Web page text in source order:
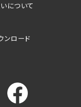
について
ンロード